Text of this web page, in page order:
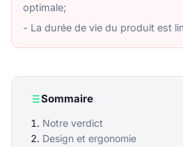
optimale;
- La durée de vie du produit est
Sommaire
Notre verdict
Design et ergonomie